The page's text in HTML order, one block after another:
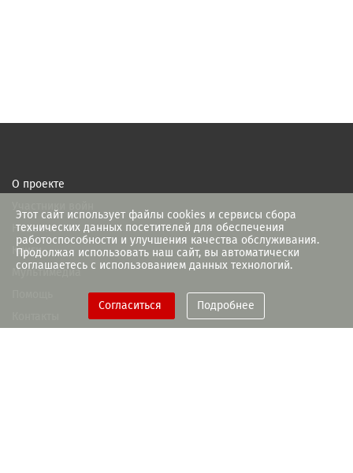
Этот сайт использует файлы cookies и сервисы сбора
технических данных посетителей для обеспечения
работоспособности и улучшения качества обслуживания.
Продолжая использовать наш сайт, вы автоматически
соглашаетесь с использованием данных технологий.
Согласиться Подробнее
О проекте
Новости
Книги
Мультимедиа